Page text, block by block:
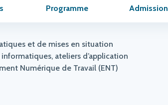
Programme Admission
et de mises en situation
ateliers d’application
Numérique de Travail (ENT)